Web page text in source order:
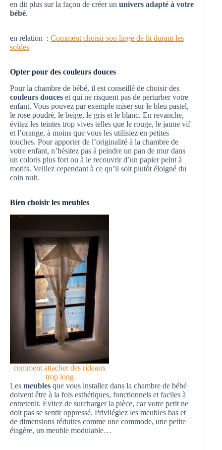
en dit plus sur la façon de créer un univers adapté à votre
bébé.
en relation : Comment choisir son linge de lit durant les
soldes
Opter pour des couleurs douces
Pour la chambre de bébé, il est conseillé de choisir des
couleurs douces et qui ne risquent pas de perturber votre
enfant. Vous pouvez par exemple miser sur le bleu pastel,
le rose poudré, le beige, le gris et le blanc. En revanche,
évitez les teintes trop vives telles que le rouge, le jaune vif
et l’orange, à moins que vous les utilisiez en petites
touches. Pour apporter de l’originalité à la chambre de
votre enfant, n’hésitez pas à peindre un pan de mur dans
un coloris plus fort ou à le recouvrir d’un papier peint à
motifs. Veillez cependant à ce qu’il soit plutôt éloigné du
coin nuit.
Bien choisir les meubles
comment attacher des rideaux
trop long
Les meubles que vous installez dans la chambre de bébé
doivent être à la fois esthétiques, fonctionnels et faciles à
entretenir. Évitez de surcharger la pièce, car votre petit ne
doit pas se sentir oppressé. Privilégiez les meubles bas et
de dimensions réduites comme une commode, une petite
étagère, un meuble modulable…